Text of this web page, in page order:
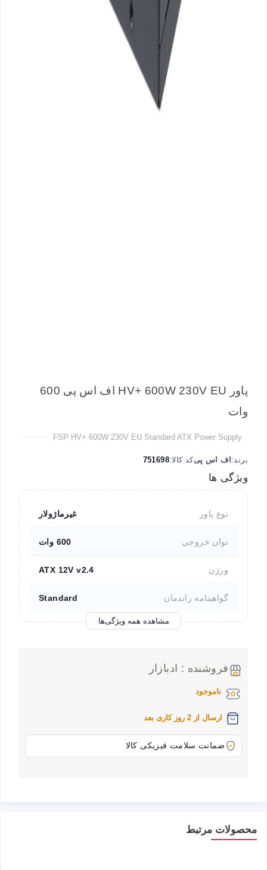
پاور HV+ 600W 230V EU اف اس پی 600
وات
FSP HV+ 600W 230V EU Standard ATX Power Supply
برند:اف اس پیکد کالا:751698
ویژگی ها
نوع پاور غیرماژولار
توان خروجی 600 وات
ورژن ATX 12V v2.4
گواهینامه راندمان Standard
مشاهده همه ویژگی‌ها
فروشنده : ادبازار
ناموجود
ارسال از 2 روز کاری بعد
ضمانت سلامت فیزیکی کالا
محصولات مرتبط